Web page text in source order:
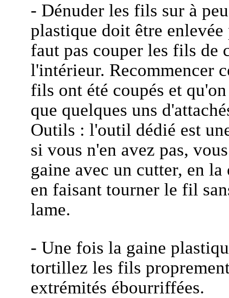
- Dénuder les fils sur à
plastique doit être
faut pas couper les fils de
l'intérieur. Recommencer
fils ont été coupés et
que quelques uns
Outils : l'outil dédié est
si vous n'en avez pas,
gaine avec un cutter, en
en faisant tourner le fil
lame.
- Une fois la gaine
tortillez les fils
extrémités ébourriffées.